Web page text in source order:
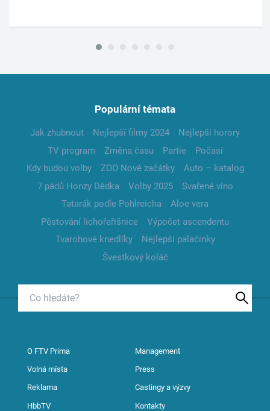
Populární témata
Jak zhubnout Nejlepší filmy 2024
Nejlepší horory
TV program
Změna času Partie
Počasí
Kdy budou volby
ZOO Nové začátky
Auto – katalog
7 pádů Honzy Dědka
Volby 2025
Svařené víno
Tatarák podle Pohlreicha
Aloe vera
Pěstování lichořeřišnice
Výpočet ascendentu
Tvarohové knedlíky
Nejlepší palačinky
Švestkový koláč
O FTV Prima Management
Volná místa Press
Reklama Castingy a výzvy
HbbTV Kontakty